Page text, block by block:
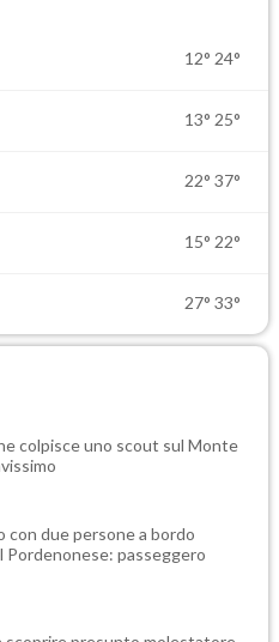
12° 24°
13° 25°
22° 37°
15° 22°
27° 33°
colpisce uno scout sul Monte
con due persone a bordo
Pordenonese: passeggero